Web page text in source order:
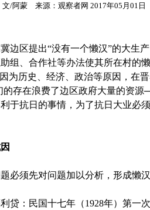
文/阿蒙 来源：观察者网 2017年05月01
区提出“没有一个懒汉”的大生产
组、合作社等办法使其所在村的
为历史、经济、政治等原因，在
的存在浪费了边区政府大量的资
于抗日的事情，为了抗日大业必
须先对问题加以分析，形成懒汉
：民国十七年（1928年）第一